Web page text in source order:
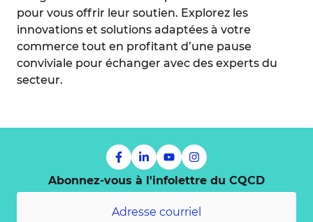
pour vous offrir leur soutien. Explorez les
innovations et solutions adaptées à votre
commerce tout en profitant d’une pause
conviviale pour échanger avec des experts du
secteur.
Abonnez-vous à l'infolettre du CQCD